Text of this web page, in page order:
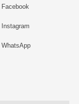
Facebook
Instagram
WhatsApp